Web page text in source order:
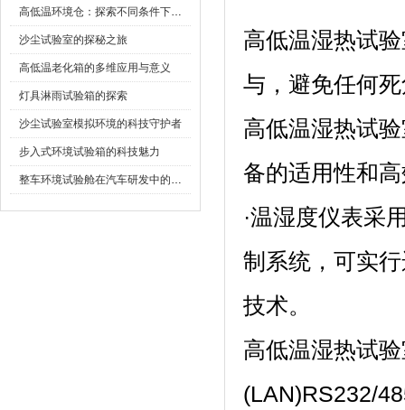
高低温环境仓：探索不同条件下的科学奥秘
沙尘试验室的探秘之旅
高低温老化箱的多维应用与意义
灯具淋雨试验箱的探索
沙尘试验室模拟环境的科技守护者
步入式环境试验箱的科技魅力
整车环境试验舱在汽车研发中的作用
高低温湿热试验
与，避免任何死
高低温湿热试验
备的适用性和高效
·温湿度仪表采
制系统，可实
技术。
高低温湿热试验
(LAN)RS232/485